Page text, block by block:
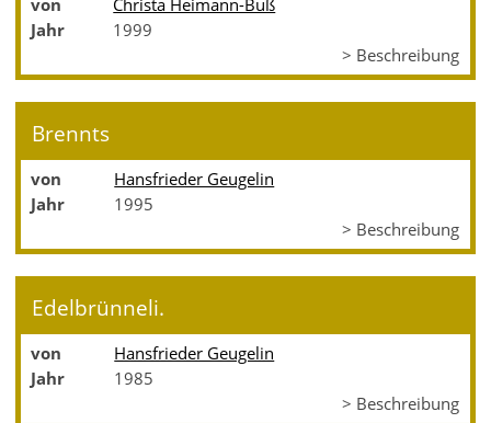
von
Christa Heimann-Buß
Jahr
1999
> Beschreibung
Brennts
von
Hansfrieder Geugelin
Jahr
1995
> Beschreibung
Edelbrünneli.
von
Hansfrieder Geugelin
Jahr
1985
> Beschreibung